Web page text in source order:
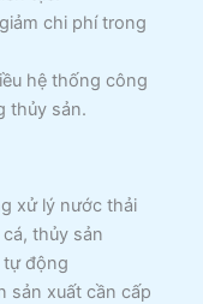
chi phí trong
hệ thống công
thủy sản.
xử lý nước thải
thủy sản
tự động
sản xuất cần cấp